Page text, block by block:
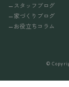
スタッフブログ
家づくりブログ
お役立ちコラム
©